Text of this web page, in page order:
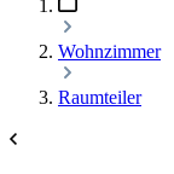
Wohnzimmer
Raumteiler